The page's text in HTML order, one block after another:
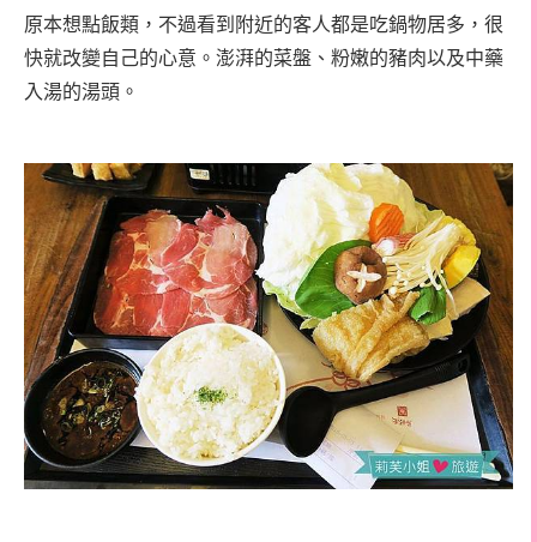
原本想點飯類，不過看到附近的客人都是吃鍋物居多，很
快就改變自己的心意。澎湃的菜盤、粉嫩的豬肉以及中藥
入湯的湯頭。